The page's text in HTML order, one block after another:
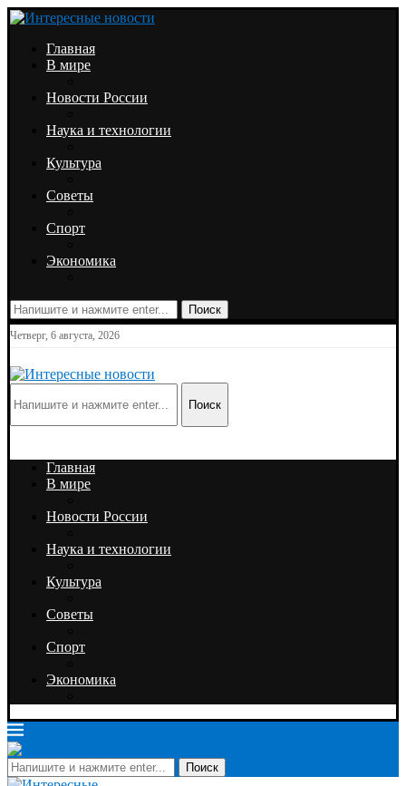
Главная
В мире
Новости России
Наука и технологии
Культура
Советы
Спорт
Экономика
Поиск
Четверг, 6 августа, 2026
Поиск
Главная
В мире
Новости России
Наука и технологии
Культура
Советы
Спорт
Экономика
Поиск